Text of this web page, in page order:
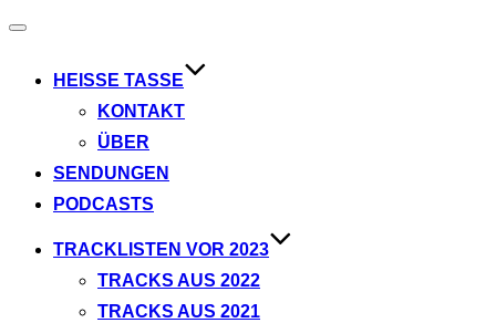
Navigation
HEISSE TASSE
KONTAKT
ÜBER
SENDUNGEN
PODCASTS
TRACKLISTEN VOR 2023
TRACKS AUS 2022
TRACKS AUS 2021